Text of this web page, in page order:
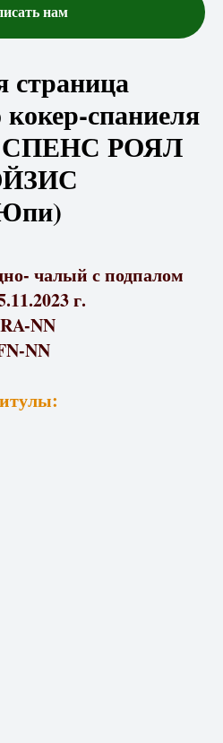
нам
страница
спаниеля
РОЯЛ
чалый с подпалом
г.
NN
NN